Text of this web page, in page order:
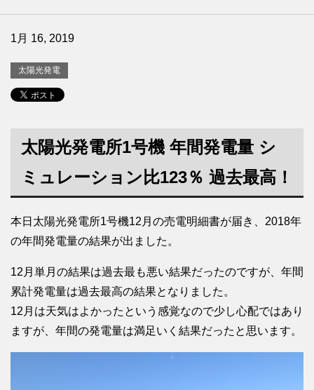
1月 16, 2019
太陽光発電
太陽光発電所1号機 年間発電量 シ
ミュレーション比123％ 過去最高！
本日太陽光発電所1号機12月の売電明細書が届き、2018年
の年間発電量の結果が出ました。
12月単月の結果は過去最も悪い結果だったのですが、年間
累計発電量は過去最高の結果となりました。
12月は天気はよかったという感覚なので少し心配ではあり
ますが、年間の発電量は満足いく結果だったと思います。